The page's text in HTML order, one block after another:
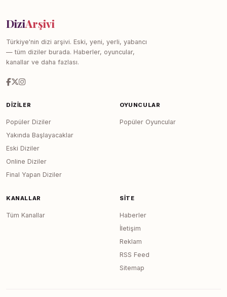
DiziArşivi
Türkiye'nin dizi arşivi. Eski, yeni, yerli, yabancı
— tüm diziler burada. Haberler, oyuncular,
kanallar ve daha fazlası.
DIZILER
Popüler Diziler
Yakında Başlayacaklar
Eski Diziler
Online Diziler
Final Yapan Diziler
OYUNCULAR
Popüler Oyuncular
KANALLAR
Tüm Kanallar
SITE
Haberler
İletişim
Reklam
RSS Feed
Sitemap